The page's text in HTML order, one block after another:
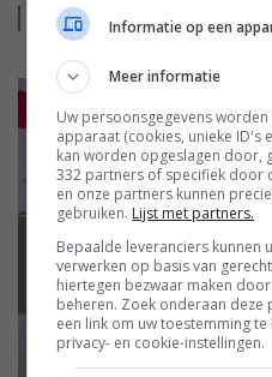
Leesmeer Informatie op een
Meer informatie
Uw persoonsgegevens
apparaat (cookies, unieke ID's
kan worden opgeslagen door,
332 partners of specifiek door
en onze partners kunnen
gebruiken. Lijst met partners.
Bepaalde leveranciers kunnen
verwerken op basis van
hiertegen bezwaar maken
beheren. Zoek onderaan deze
een link om uw toestemming
privacy- en cookie-instellingen.